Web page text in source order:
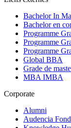
Bachelor In
Bachelor en
Programme
Programme
Programme
Global BBA
Grade de
MBA IMBA
Corporate
Alumni
Audencia